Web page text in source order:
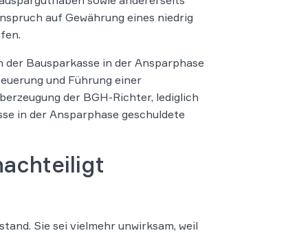
auf Gewährung eines niedrig
Bausparkasse in der Ansparphase
und Führung einer
der BGH-Richter, lediglich
in der Ansparphase geschuldete
Sie sei vielmehr unwirksam, weil